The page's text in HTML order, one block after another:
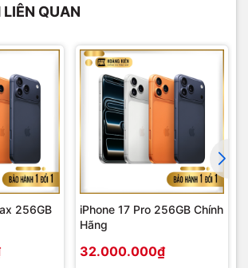
QUAN
256GB
iPhone 17 Pro 256GB Chính
Hãng
32.000.000₫